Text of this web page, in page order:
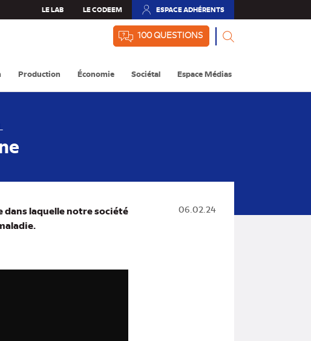
LE LAB LE CODEEM ESPACE ADHÉRENTS
(NOUVEL
100 QUESTIONS
Production Économie Sociétal Espace Médias
06.02.24
dans laquelle notre société